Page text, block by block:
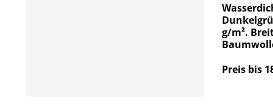
g/m².
Preis bis